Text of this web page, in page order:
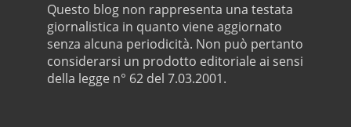
Questo blog non rappresenta una testata
giornalistica in quanto viene aggiornato
senza alcuna periodicità. Non può pertanto
considerarsi un prodotto editoriale ai sensi
della legge n° 62 del 7.03.2001.